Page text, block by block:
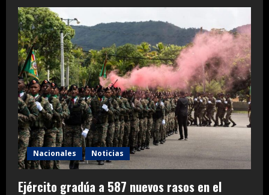
Nacionales Noticias
Ejército gradúa a 587 nuevos rasos en el